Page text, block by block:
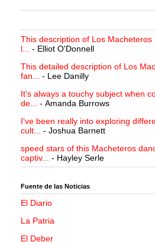
This description of Los Macheteros
l...
- Elliot O'Donnell
This detailed description of Los
fan...
- Lee Danilly
It's always a touchy subject when
de...
- Amanda Burrows
I've been really into exploring
cult...
- Joshua Barnett
speed stars of this Macheteros
captiv...
- Hayley Serle
Fuente de las Noticias
El Diario
La Patria
El Deber